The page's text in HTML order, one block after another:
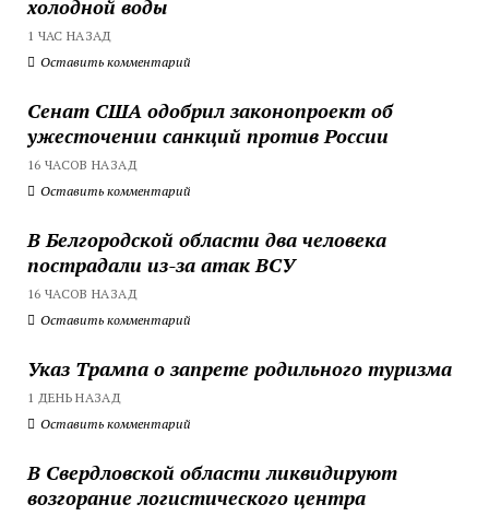
холодной воды
1 ЧАС НАЗАД
Оставить комментарий
Сенат США одобрил законопроект об
ужесточении санкций против России
16 ЧАСОВ НАЗАД
Оставить комментарий
В Белгородской области два человека
пострадали из-за атак ВСУ
16 ЧАСОВ НАЗАД
Оставить комментарий
Указ Трампа о запрете родильного туризма
1 ДЕНЬ НАЗАД
Оставить комментарий
В Свердловской области ликвидируют
возгорание логистического центра